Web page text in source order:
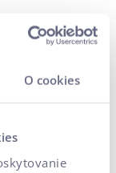
O cookies